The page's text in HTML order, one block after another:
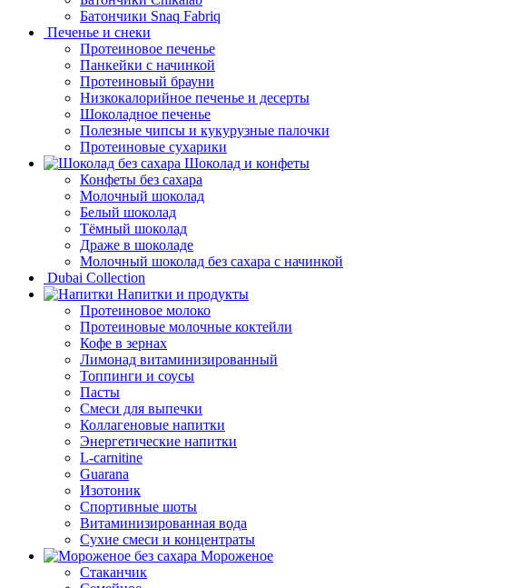
Батончики Snaq Fabriq
Печенье и снеки
Протеиновое печенье
Панкейки с начинкой
Протеиновый брауни
Низкокалорийное печенье и десерты
Шоколадное печенье
Полезные чипсы и кукурузные палочки
Протеиновые сухарики
Шоколад и конфеты
Конфеты без сахара
Молочный шоколад
Белый шоколад
Тёмный шоколад
Драже в шоколаде
Молочный шоколад без сахара с начинкой
Dubai Collection
Напитки и продукты
Протеиновое молоко
Протеиновые молочные коктейли
Кофе в зернах
Лимонад витаминизированный
Топпинги и соусы
Пасты
Смеси для выпечки
Коллагеновые напитки
Энергетические напитки
L-carnitine
Guarana
Изотоник
Спортивные шоты
Витаминизированная вода
Сухие смеси и концентраты
Мороженое
Стаканчик